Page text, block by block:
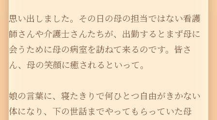
思い出しました。その日の母の担当ではない看護
師さんや介護士さんたちが、出勤するとまず母に
会うために母の病室を訪ねて来るのです。皆さ
ん、母の笑顔に癒されるといって。
娘の言葉に、寝たきりで何ひとつ自由がきかない
体になり、下の世話までやってもらっていた母